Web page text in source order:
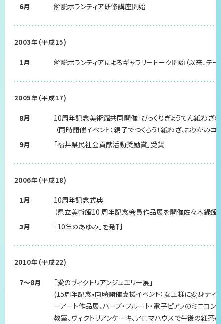
6月 解説ボランティア研修講座開始
2003年（平成15)
1月 解説ボランティアによるギャラリートーク開始（以来、テ
2005年（平成17)
8月
10周年記念美術館共同開催「びっくりぎょうてん紙わざ
（同時開催イベント：親子でつくろう！紙わざ、おりがみ
9月
「福井県民社会貢献活動奨励賞」受貨
2006年（平成18)
1月
10周年記念式典
（県立美術館10 周年記念会員作品展を開催佐々木緑館
3月
「10年のあゆみ」を発刊
2010年（平成22)
7～8月
「愛のヴィクトリアンジュエリー展」
(15周年記念•同時開催支援イベント：女王様に変身ティ
ーアート作品展、ハープ・フルート・電子ピアノのミニコ
教室、ヴィクトリアンケーキ、アロマハウスで午後の紅茶